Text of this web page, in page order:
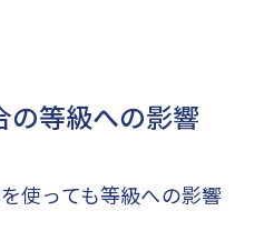
の等級への影響
使っても等級への影響